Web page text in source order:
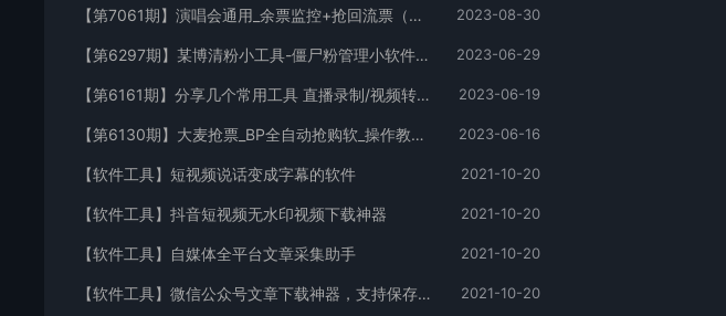
【第7061期】演唱会通用_余票监控+抢回流票（教程+软件） 2023-08-30
【第6297期】某博清粉小工具-僵尸粉管理小软件（教程+软件） 2023-06-29
【第6161期】分享几个常用工具 直播录制/视频转图/视频编辑/公众号文章下载/改名 2023-06-19
【第6130期】大麦抢票_BP全自动抢购软_操作教程+注意事项（6.14更新） 2023-06-16
【软件工具】短视频说话变成字幕的软件 2021-10-20
【软件工具】抖音短视频无水印视频下载神器 2021-10-20
【软件工具】自媒体全平台文章采集助手 2021-10-20
【软件工具】微信公众号文章下载神器，支持保存离线html，pdf和word 2021-10-20